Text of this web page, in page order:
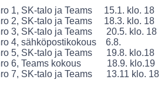
1, SK-talo ja Teams 15.1. klo. 18
2, SK-talo ja Teams 18.3. klo. 18
3, SK-talo ja Teams 20.5. klo. 18
4, sähköpostikokous 6.8.
5, SK-talo ja Teams 19.8. klo.18
6, Teams kokous 18.9. klo.19
7, SK-talo ja Teams 13.11 klo. 18